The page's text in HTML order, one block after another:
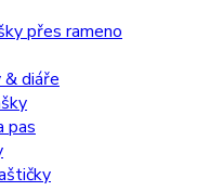
přes rameno
& diáře
pas